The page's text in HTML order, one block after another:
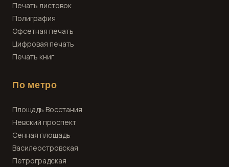
Печать листовок
Полиграфия
Офсетная печать
Цифровая печать
Печать книг
По метро
Площадь Восстания
Невский проспект
Сенная площадь
Василеостровская
Петроградская